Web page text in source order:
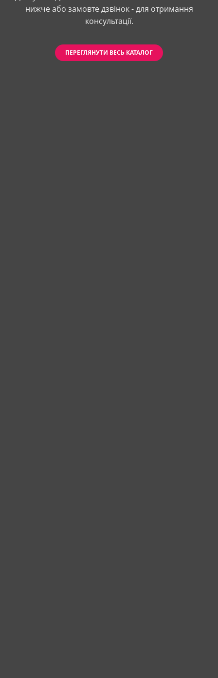
нижче або замовте дзвінок - для отримання
консультації.
ПЕРЕГЛЯНУТИ ВЕСЬ КАТАЛОГ